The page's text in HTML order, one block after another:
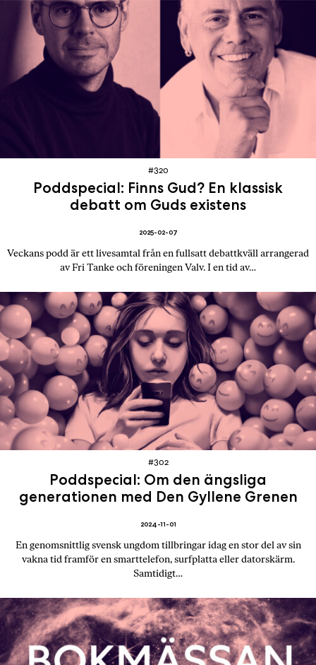
2025-02-07
Poddspecial: Finns Gud? En klassisk
debatt om Guds existens
#320
Veckans podd är ett livesamtal från en fullsatt debattkväll arrangerad
av Fri Tanke och föreningen Valv. I en tid av…
2024-11-01
Poddspecial: Om den ängsliga
generationen med Den Gyllene Grenen
#302
En genomsnittlig svensk ungdom tillbringar idag en stor del av sin
vakna tid framför en smarttelefon, surfplatta eller datorskärm.
Samtidigt…